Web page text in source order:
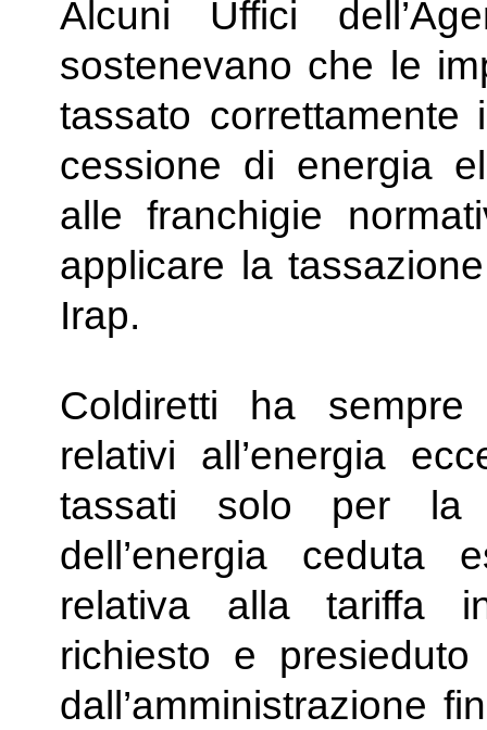
Alcuni Uffici
sostenevano che le
tassato
cessione di energia
alle franchigie
applicare la
Irap.
Coldiretti ha
relativi all’energia
tassati solo per la
dell’energia ceduta
relativa alla tariffa
richiesto e
dall’amministrazione